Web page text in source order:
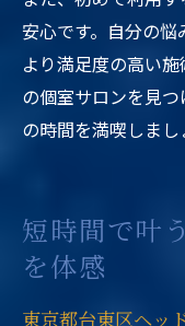
安心です。自分の悩
より満足度の高い
の個室サロンを見
の時間を満喫しまし
短時間で叶
を体感
東京都台東区ヘッ